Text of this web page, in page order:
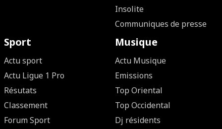
Insolite
Communiques de presse
Sport
Actu sport
Actu Ligue 1 Pro
Résutats
Classement
Forum Sport
Musique
Actu Musique
Emissions
Top Oriental
Top Occidental
Dj résidents